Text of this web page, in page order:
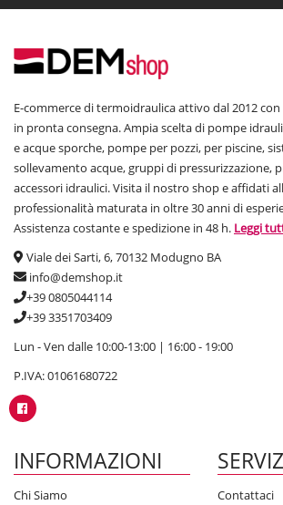
E-commerce di termoidraulica attivo dal 2012
in pronta consegna. Ampia scelta di pompe
e acque sporche, pompe per pozzi, per piscine,
sollevamento acque, gruppi di pressurizzazione,
accessori idraulici. Visita il nostro shop e affidati
professionalità maturata in oltre 30 anni di
Assistenza costante e spedizione in 48 h. Leggi
Viale dei Sarti, 6, 70132 Modugno BA
info@demshop.it
+39 0805044114
+39 3351703409
Lun - Ven dalle 10:00-13:00 | 16:00 - 19:00
P.IVA: 01061680722
INFORMAZIONI
Chi Siamo
Contattaci